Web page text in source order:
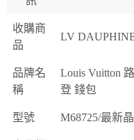
收購商
品
LV
品牌名
稱
Louis Vuitton
登 錢包
型號 M68725/最新